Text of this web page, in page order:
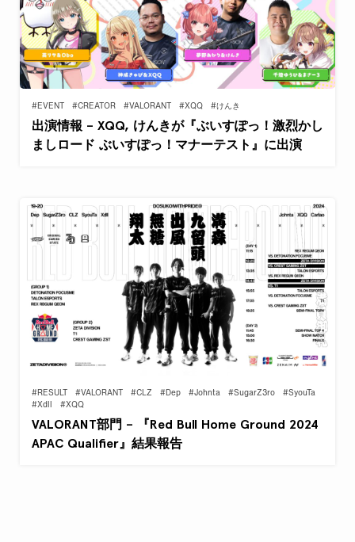
#EVENT #CREATOR #VALORANT #XQQ #けんき
出演情報 – XQQ, けんきが『ぶいすぽっ！激烈かし
ましロード ぶいすぽっ！マナーテスト』に出演
#RESULT #VALORANT #CLZ #Dep #Johnta #SugarZ3ro
#SyouTa
#Xdll
#XQQ
VALORANT部門 – 『Red Bull Home Ground 2024
APAC Qualifier』結果報告